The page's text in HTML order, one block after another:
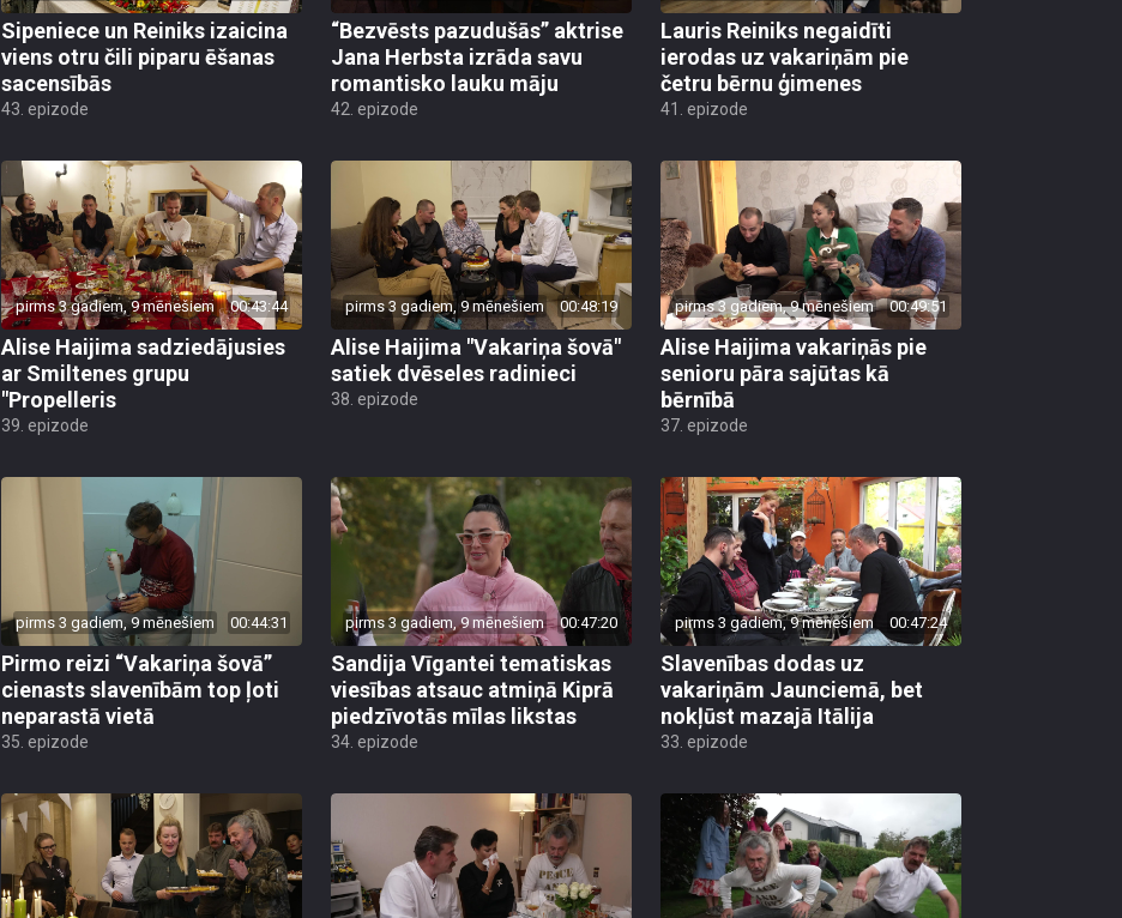
Sipeniece un Reiniks izaicina
viens otru čili piparu ēšanas
sacensībās
43. epizode
“Bezvēsts pazudušās” aktrise
Jana Herbsta izrāda savu
romantisko lauku māju
42. epizode
Lauris Reiniks negaidīti
ierodas uz vakariņām pie
četru bērnu ģimenes
41. epizode
pirms 3 gadiem, 9 mēnešiem 00:43:44
Alise Haijima sadziedājusies
ar Smiltenes grupu
"Propelleris
39. epizode
pirms 3 gadiem, 9 mēnešiem 00:48:19
Alise Haijima "Vakariņa šovā"
satiek dvēseles radinieci
38. epizode
pirms 3 gadiem, 9 mēnešiem 00:49:51
Alise Haijima vakariņās pie
senioru pāra sajūtas kā
bērnībā
37. epizode
pirms 3 gadiem, 9 mēnešiem 00:44:31
Pirmo reizi “Vakariņa šovā”
cienasts slavenībām top ļoti
neparastā vietā
35. epizode
pirms 3 gadiem, 9 mēnešiem 00:47:20
Sandija Vīgantei tematiskas
viesības atsauc atmiņā Kiprā
piedzīvotās mīlas likstas
34. epizode
pirms 3 gadiem, 9 mēnešiem 00:47:24
Slavenības dodas uz
vakariņām Jaunciemā, bet
nokļūst mazajā Itālija
33. epizode